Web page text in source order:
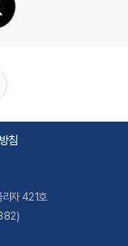
침
라자 421호